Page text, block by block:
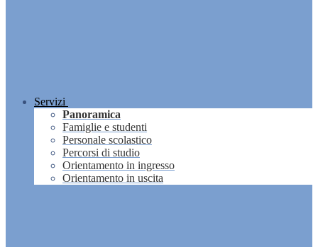
Servizi
Panoramica
Famiglie e studenti
Personale scolastico
Percorsi di studio
Orientamento in ingresso
Orientamento in uscita